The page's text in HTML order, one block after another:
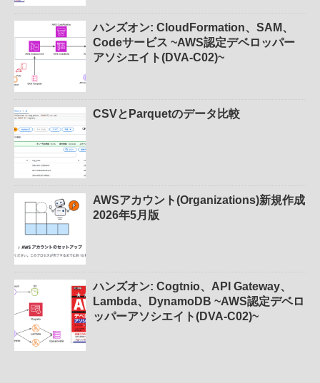
ハンズオン: CloudFormation、SAM、
Codeサービス ~AWS認定デベロッパー
アソシエイト(DVA-C02)~
CSVとParquetのデータ比較
AWSアカウント(Organizations)新規作成
2026年5月版
ハンズオン: Cogtnio、API Gateway、
Lambda、DynamoDB ~AWS認定デベロ
ッパーアソシエイト(DVA-C02)~